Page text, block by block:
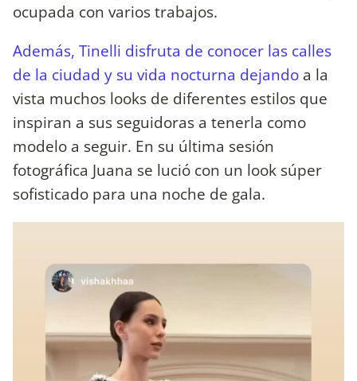
ocupada con varios trabajos.
Además, Tinelli disfruta de conocer las calles
de la ciudad y su vida nocturna dejando a la
vista muchos looks de diferentes estilos que
inspiran a sus seguidoras a tenerla como
modelo a seguir. En su última sesión
fotográfica Juana se lució con un look súper
sofisticado para una noche de gala.